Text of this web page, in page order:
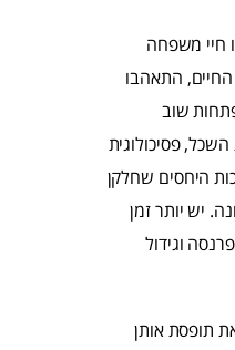
חיי משפחה
התאהבו
נפתחות שוב
פסיכולוגית
היחסים שחלקן
יש יותר זמן
וגידול
תופסת אותן